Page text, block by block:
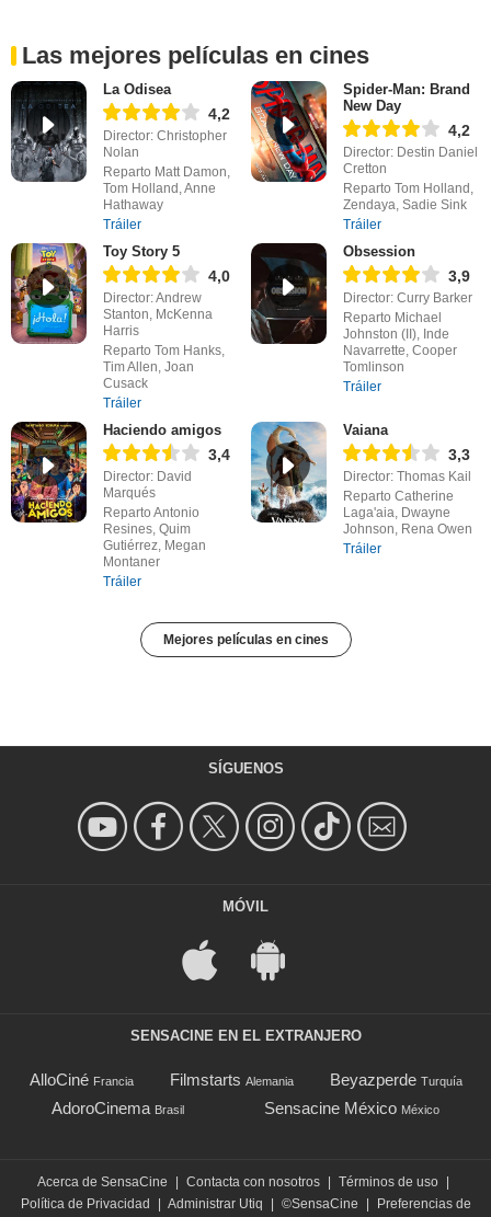
Las mejores películas en cines
La Odisea
4,2
Director: Christopher
Nolan
Reparto Matt Damon,
Tom Holland, Anne
Hathaway
Tráiler
Spider-Man: Brand
New Day
4,2
Director: Destin Daniel
Cretton
Reparto Tom Holland,
Zendaya, Sadie Sink
Tráiler
Toy Story 5
4,0
Director: Andrew
Stanton, McKenna
Harris
Reparto Tom Hanks,
Tim Allen, Joan
Cusack
Tráiler
Obsession
3,9
Director: Curry Barker
Reparto Michael
Johnston (II), Inde
Navarrette, Cooper
Tomlinson
Tráiler
Haciendo amigos
3,4
Director: David
Marqués
Reparto Antonio
Resines, Quim
Gutiérrez, Megan
Montaner
Tráiler
Vaiana
3,3
Director: Thomas Kail
Reparto Catherine
Laga'aia, Dwayne
Johnson, Rena Owen
Tráiler
Mejores películas en cines
SÍGUENOS
MÓVIL
SENSACINE EN EL EXTRANJERO
AlloCiné Francia Filmstarts Alemania Beyazperde Turquía
AdoroCinema Brasil Sensacine México México
Acerca de SensaCine Contacta con nosotros Términos de uso
Política de Privacidad
Administrar Utiq ©SensaCine Preferencias de